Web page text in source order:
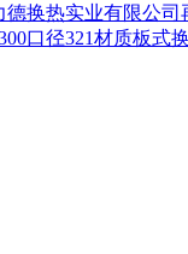
德换热实业有限公司
口径321材质板式